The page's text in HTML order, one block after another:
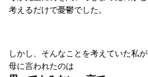
考えるだけで憂鬱でした。
しかし、そんなことを考えていた私が
母に言われたのは